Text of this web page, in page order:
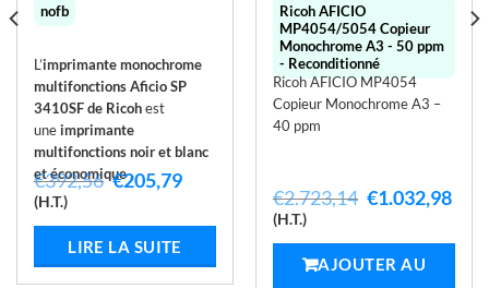
nofb
L’imprimante monochrome
multifonctions Aficio SP
3410SF de Ricohest
uneimprimante
multifonctions noir et blanc
et économique.
€392,56 Le
était :
€392,56.
€205,79Le
(H.T.)
LIRE LA SUITE
Ricoh AFICIO
MP4054/5054 Copieur
Monochrome A3 - 50 ppm
- Reconditionné
Ricoh AFICIO MP4054
Copieur Monochrome A3 –
40 ppm
€2.723,14 Le
était :
€2.723,14.
€1.032,98Le
(H.T.)
AJOUTER AU